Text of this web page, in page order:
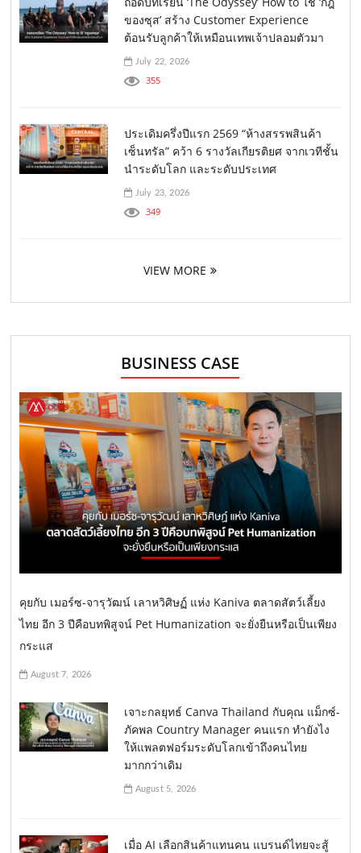
ของซุส’ สร้าง Customer Experience
ต้อนรับลูกค้าให้เหมือนเทพเจ้าปลอมตัวมา
July 22, 2026
355
ประเดิมครึ่งปีแรก 2569 “ห้างสรรพสินค้า
เซ็นทรัล” คว้า 6 รางวัลเกียรติยศ จากเวทีชั้น
นำระดับโลก และระดับประเทศ
July 23, 2026
349
VIEW MORE
BUSINESS CASE
คุยกับ เมอร์ซ-จารุวัฒน์ เลาหวิศิษฏ์ แห่ง Kaniva ตลาดสัตว์เลี้ยง
ไทย อีก 3 ปีคือบทพิสูจน์ Pet Humanization จะยั่งยืนหรือเป็นเพียง
กระแส
August 7, 2026
เจาะกลยุทธ์ Canva Thailand กับคุณ แม็กซ์-
ภัคพล Country Manager คนแรก ทำยังไง
ให้แพลตฟอร์มระดับโลกเข้าถึงคนไทย
มากกว่าเดิม
August 5, 2026
เมื่อ AI เลือกสินค้าแทนคน แบรนด์ไทยจะสู้